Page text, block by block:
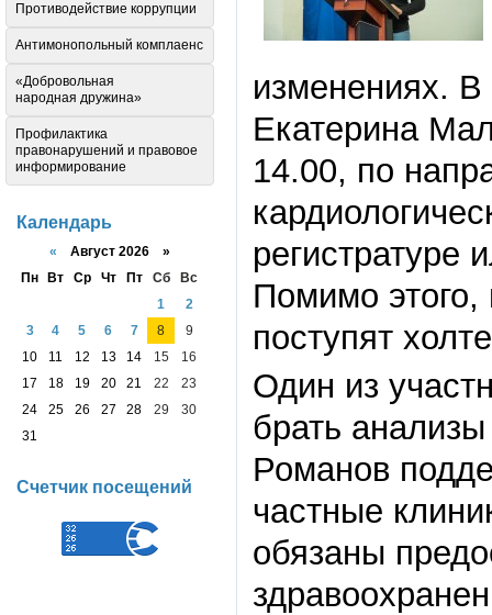
изменениях. В
Екатерина
14.00, по
регистратуре
Помимо
поступят
Один из
брать
Романов
частные
обязаны
Противодействие коррупции
Антимонопольный комплаенс
«Добровольная
народная дружина»
Профилактика
правонарушений и правовое
информирование
Календарь
« Август 2026 »
Пн
Вт Ср Чт Пт Сб
Вс
1
2
3
4 5 6 7 8
9
10
11 12 13 14 15
16
17
18 19 20 21 22
23
24
25 26 27 28 29
30
31
Счетчик посещений